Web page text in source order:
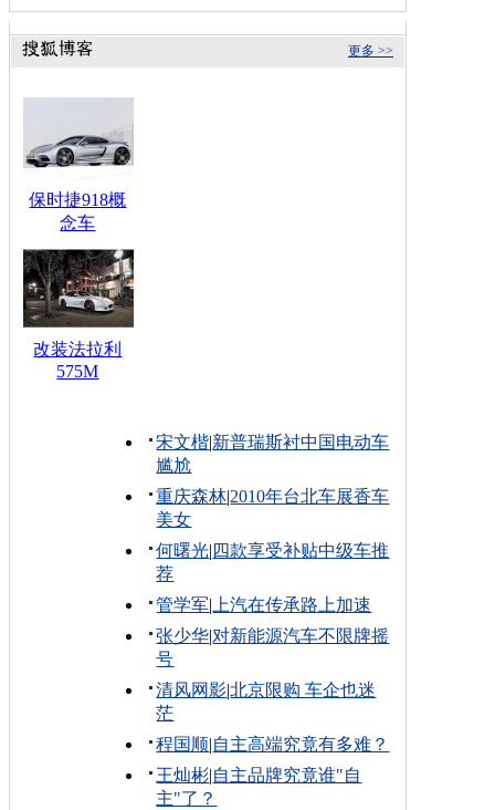
更多 >>
保时捷918概
念车
改装法拉利
575M
宋文楷|新普瑞斯衬中国电动车
尴尬
重庆森林|2010年台北车展香车
美女
何曙光| 四款享受补贴中级车推
荐
管学军| 上汽在传承路上加速
张少华|对新能源汽车不限牌摇
号
清风网影|北京限购 车企也迷
茫
程国顺|自主高端究竟有多难？
王灿彬|自主品牌究竟谁"自
主"了？